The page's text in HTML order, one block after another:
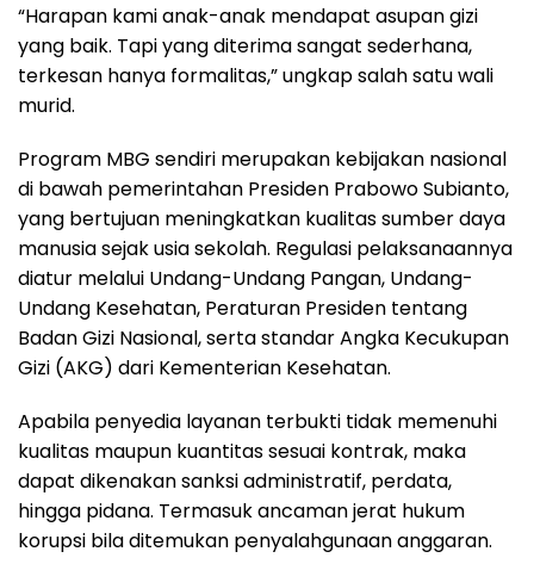
“Harapan kami anak-anak mendapat asupan gizi
yang baik. Tapi yang diterima sangat sederhana,
terkesan hanya formalitas,” ungkap salah satu wali
murid.
Program MBG sendiri merupakan kebijakan nasional
di bawah pemerintahan Presiden Prabowo Subianto,
yang bertujuan meningkatkan kualitas sumber daya
manusia sejak usia sekolah. Regulasi pelaksanaannya
diatur melalui Undang-Undang Pangan, Undang-
Undang Kesehatan, Peraturan Presiden tentang
Badan Gizi Nasional, serta standar Angka Kecukupan
Gizi (AKG) dari Kementerian Kesehatan.
Apabila penyedia layanan terbukti tidak memenuhi
kualitas maupun kuantitas sesuai kontrak, maka
dapat dikenakan sanksi administratif, perdata,
hingga pidana. Termasuk ancaman jerat hukum
korupsi bila ditemukan penyalahgunaan anggaran.